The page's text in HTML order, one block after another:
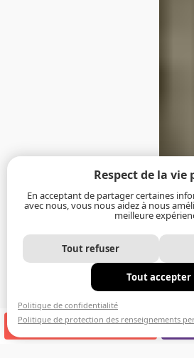
APPELEZ-NOUS
Respect de la vie
En acceptant de partager certaines
avec nous, vous nous aidez à nous
meilleure
Tout refuser
Tout accepter
Politique de confidentialité
Politique de protection des renseignements